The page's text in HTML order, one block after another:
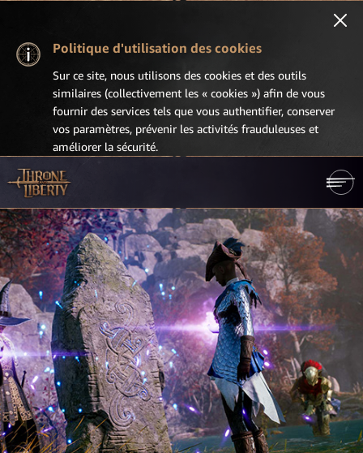
Politique d'utilisation des cookies
Sur ce site, nous utilisons des cookies et des outils
similaires (collectivement les « cookies ») afin de vous
fournir des services tels que vous authentifier, conserver
vos paramètres, prévenir les activités frauduleuses et
améliorer la sécurité.